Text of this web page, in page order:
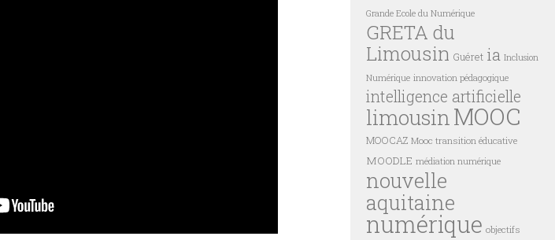
Grande Ecole du Numérique
GRETA du
Limousin Guéret ia Inclusion
Numérique innovation pédagogique
intelligence artificielle
limousin MOOC
MOOCAZ Mooc transition éducative
MOODLE médiation numérique
nouvelle
aquitaine
numérique objectifs